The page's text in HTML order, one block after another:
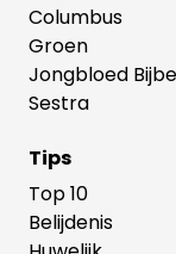
Columbus
Groen
Jongbloed
Sestra
Tips
Top 10
Belijdenis